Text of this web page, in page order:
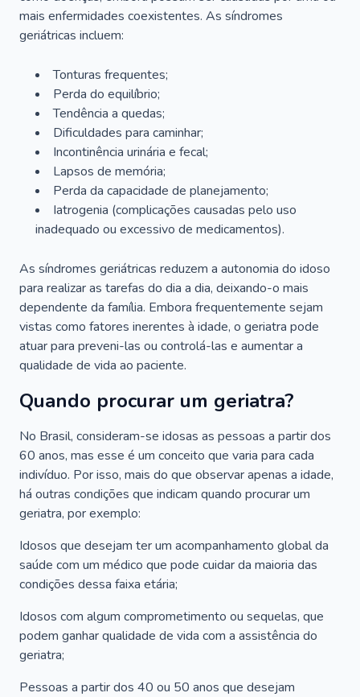
mais enfermidades coexistentes. As síndromes
geriátricas incluem:
Tonturas frequentes;
Perda do equilíbrio;
Tendência a quedas;
Dificuldades para caminhar;
Incontinência urinária e fecal;
Lapsos de memória;
Perda da capacidade de planejamento;
Iatrogenia (complicações causadas pelo uso
inadequado ou excessivo de medicamentos).
As síndromes geriátricas reduzem a autonomia do idoso
para realizar as tarefas do dia a dia, deixando-o mais
dependente da família. Embora frequentemente sejam
vistas como fatores inerentes à idade, o geriatra pode
atuar para preveni-las ou controlá-las e aumentar a
qualidade de vida ao paciente.
Quando procurar um geriatra?
No Brasil, consideram-se idosas as pessoas a partir dos
60 anos, mas esse é um conceito que varia para cada
indivíduo. Por isso, mais do que observar apenas a idade,
há outras condições que indicam quando procurar um
geriatra, por exemplo:
Idosos que desejam ter um acompanhamento global da
saúde com um médico que pode cuidar da maioria das
condições dessa faixa etária;
Idosos com algum comprometimento ou sequelas, que
podem ganhar qualidade de vida com a assistência do
geriatra;
Pessoas a partir dos 40 ou 50 anos que desejam